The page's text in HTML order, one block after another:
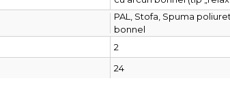
PAL, Stofa, Spuma
bonnel
2
24